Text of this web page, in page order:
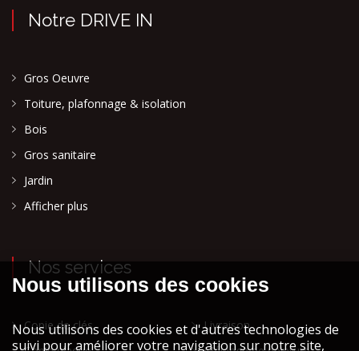
Notre DRIVE IN
Gros Oeuvre
Toiture, plafonnage & isolation
Bois
Gros sanitaire
Jardin
Afficher plus
Nos services
Copie de clés
Livraison